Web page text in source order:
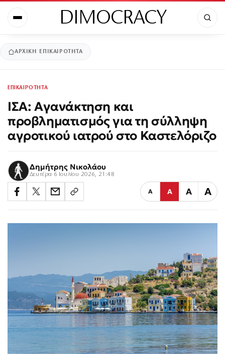
DIMOCRACY
ΑΡΧΙΚΉ ΕΠΙΚΑΙΡΟΤΗΤΑ
ΕΠΙΚΑΙΡΟΤΗΤΑ
ΙΣΑ: Αγανάκτηση και
προβληματισμός για τη σύλληψη
αγροτικού ιατρού στο Καστελόριζο
Δημήτρης Νικολάου
Δευτέρα 6 Ιουλίου 2026, 21:48
Α Α Α Α